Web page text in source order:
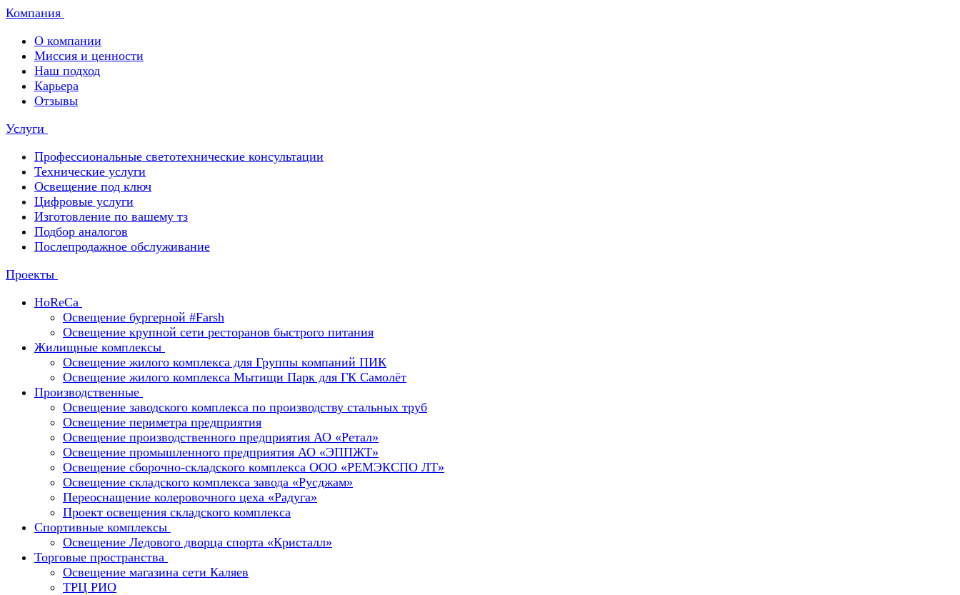
Компания
О компании
Миссия и ценности
Наш подход
Карьера
Отзывы
Услуги
Профессиональные светотехнические консультации
Технические услуги
Освещение под ключ
Цифровые услуги
Изготовление по вашему тз
Подбор аналогов
Послепродажное обслуживание
Проекты
HoReCa
Освещение бургерной #Farsh
Освещение крупной сети ресторанов быстрого питания
Жилищные комплексы
Освещение жилого комплекса для Группы компаний ПИК
Освещение жилого комплекса Мытищи Парк для ГК Самолёт
Производственные
Освещение заводского комплекса по производству стальных труб
Освещение периметра предприятия
Освещение производственного предприятия АО «Ретал»
Освещение промышленного предприятия АО «ЭППЖТ»
Освещение сборочно-складского комплекса ООО «РЕМЭКСПО ЛТ»
Освещение складского комплекса завода «Русджам»
Переоснащение колеровочного цеха «Радуга»
Проект освещения складского комплекса
Спортивные комплексы
Освещение Ледового дворца спорта «Кристалл»
Торговые пространства
Освещение магазина сети Каляев
ТРЦ РИО